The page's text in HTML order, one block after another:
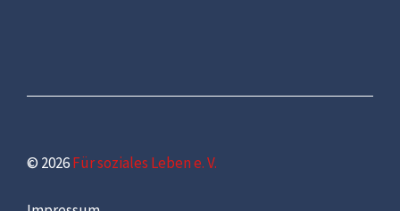
© 2026Für soziales Leben e. V.